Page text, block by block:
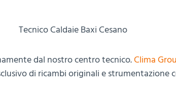
Tecnico Caldaie Baxi Cesano
dal nostro centro tecnico.Clima
di ricambi originali e